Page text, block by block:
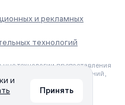
и рекламных
технологий
технологии предоставления
и анализа сведений,
сети «Интернет»,
Федерации.
и
Принять